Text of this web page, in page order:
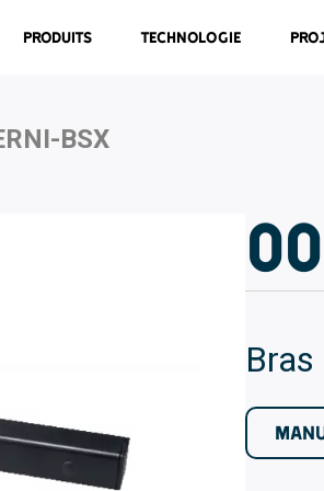
Produits Technologie
BSX